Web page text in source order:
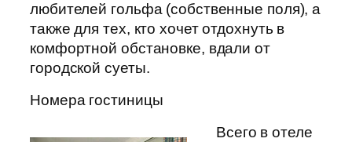
любителей гольфа (собственные поля), а
также для тех, кто хочет отдохнуть в
комфортной обстановке, вдали от
городской суеты.
Номера гостиницы
Всего в отеле